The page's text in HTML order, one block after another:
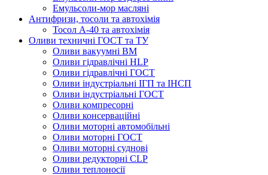
Емульсоли-мор масляні
Антифризи, тосоли та автохімія
Тосол А-40 та автохімія
Оливи техничні ГОСТ та ТУ
Оливи вакуумні ВМ
Оливи гідравлічні HLP
Оливи гідравлічні ГОСТ
Оливи індустріальні ІГП та ІНСП
Оливи індустріальні ГОСТ
Оливи компресорні
Оливи консерваційні
Оливи моторні автомобільні
Оливи моторні ГОСТ
Оливи моторні суднові
Оливи редукторні CLP
Оливи теплоносії